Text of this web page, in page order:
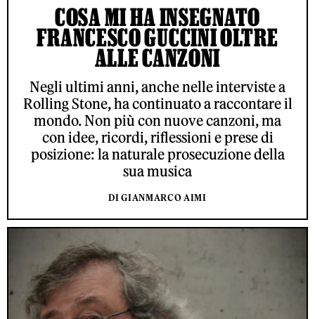
COSA MI HA INSEGNATO
FRANCESCO GUCCINI OLTRE
ALLE CANZONI
Negli ultimi anni, anche nelle interviste a
Rolling Stone, ha continuato a raccontare il
mondo. Non più con nuove canzoni, ma
con idee, ricordi, riflessioni e prese di
posizione: la naturale prosecuzione della
sua musica
DI GIANMARCO AIMI